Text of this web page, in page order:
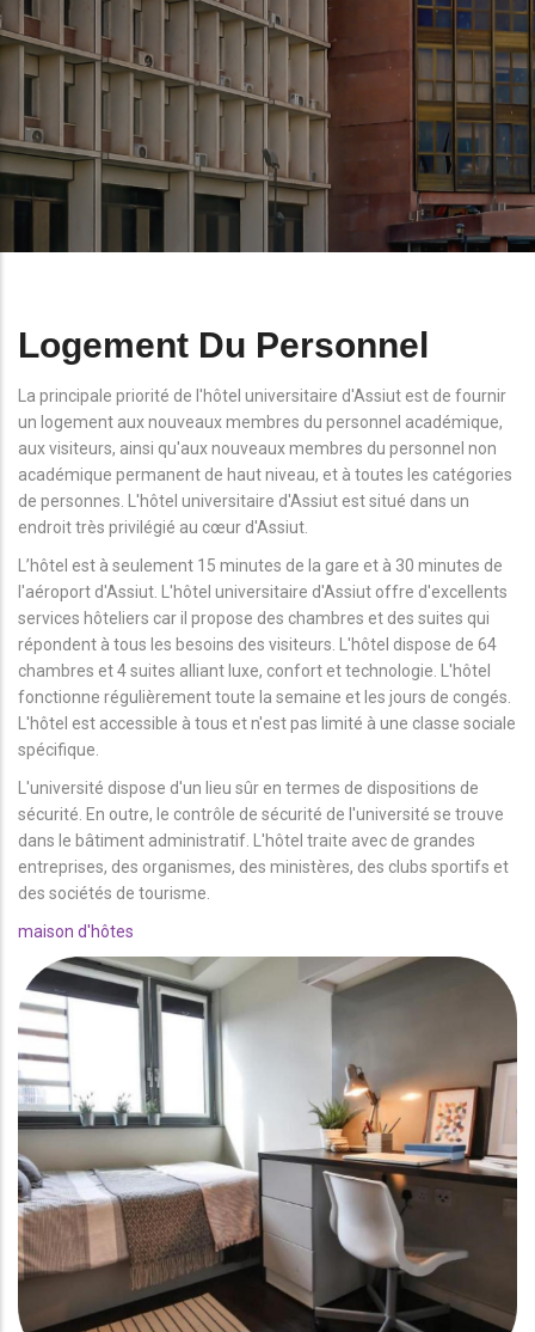
Logement Du Personnel
La principale priorité de l'hôtel universitaire d'Assiut est de fournir
un logement aux nouveaux membres du personnel académique,
aux visiteurs, ainsi qu'aux nouveaux membres du personnel non
académique permanent de haut niveau, et à toutes les catégories
de personnes. L'hôtel universitaire d'Assiut est situé dans un
endroit très privilégié au cœur d'Assiut.
L’hôtel est à seulement 15 minutes de la gare et à 30 minutes de
l'aéroport d'Assiut. L'hôtel universitaire d'Assiut offre d'excellents
services hôteliers car il propose des chambres et des suites qui
répondent à tous les besoins des visiteurs. L'hôtel dispose de 64
chambres et 4 suites alliant luxe, confort et technologie. L'hôtel
fonctionne régulièrement toute la semaine et les jours de congés.
L'hôtel est accessible à tous et n'est pas limité à une classe sociale
spécifique.
L'université dispose d'un lieu sûr en termes de dispositions de
sécurité. En outre, le contrôle de sécurité de l'université se trouve
dans le bâtiment administratif. L'hôtel traite avec de grandes
entreprises, des organismes, des ministères, des clubs sportifs et
des sociétés de tourisme.
maison d'hôtes